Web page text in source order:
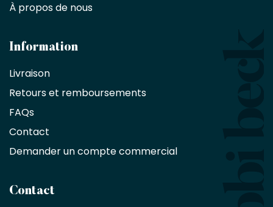
designers
architectes
d'une
exclusive
de
%
sur
sans
À propos de nous
Information
Livraison
Retours et remboursements
FAQs
Contact
Demander un compte commercial
Contact